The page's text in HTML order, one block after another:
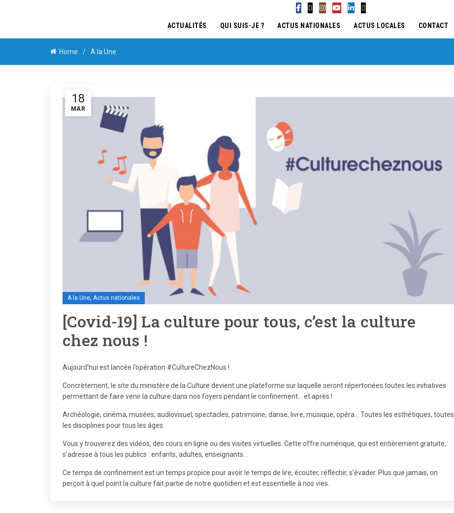
ACTUALITÉS QUI SUIS-JE ? ACTUS NATIONALES ACTUS LOCALES CONTACT
Home A la Une
18
MAR
A la Une, Actus nationales
[Covid-19] La culture pour tous, c’est la culture
chez nous !
Aujourd’hui est lancée l’opération #CultureChezNous !
Concrètement, le site du ministère de la Culture devient une plateforme sur laquelle seront répertoriées toutes les initiatives
permettant de faire venir la culture dans nos foyers pendant le confinement… et après !
Archéologie, cinéma, musées, audiovisuel, spectacles, patrimoine, danse, livre, musique, opéra… Toutes les esthétiques, toutes
les disciplines pour tous les âges.
Vous y trouverez des vidéos, des cours en ligne ou des visites virtuelles. Cette offre numérique, qui est entièrement gratuite,
s’adresse à tous les publics : enfants, adultes, enseignants…
Ce temps de confinement est un temps propice pour avoir le temps de lire, écouter, réfléchir, s’évader. Plus que jamais, on
perçoit à quel point la culture fait partie de notre quotidien et est essentielle à nos vies.